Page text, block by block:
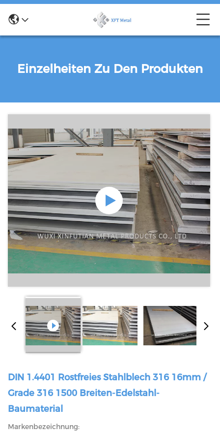
Einzelheiten Zu Den Produkten
DIN 1.4401 Rostfreies Stahlblech 316 16mm /
Grade 316 1500 Breiten-Edelstahl-
Baumaterial
Markenbezeichnung: